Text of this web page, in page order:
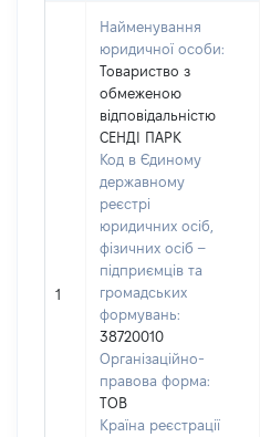
1
Найменування
юридичної особи:
Товариство з
обмеженою
відповідальністю
СЕНДІ ПАРК
Код в Єдиному
державному
реєстрі
юридичних осіб,
фізичних осіб –
підприємців та
громадських
формувань:
38720010
Організаційно-
правова форма:
ТОВ
Країна реєстрації